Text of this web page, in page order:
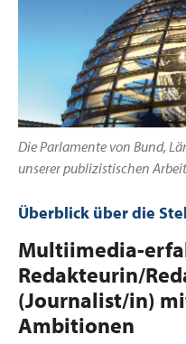
Die Parlamente von Bund,
unserer publizistischen Arbeit
Überblick über die
Multiimedia-
Redakteurin/
(Journalist/in)
Ambitionen